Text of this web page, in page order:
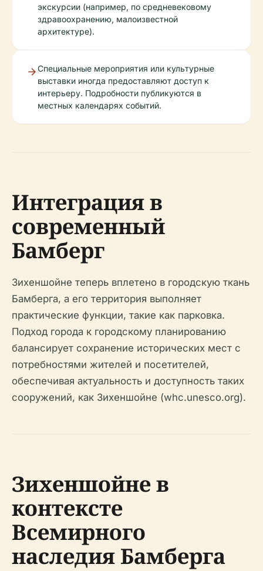
экскурсии (например, по средневековому
здравоохранению, малоизвестной
архитектуре).
Специальные мероприятия или культурные
выставки иногда предоставляют доступ к
интерьеру. Подробности публикуются в
местных календарях событий.
Интеграция в
современный
Бамберг
Зихеншойне теперь вплетено в городскую ткань
Бамберга, а его территория выполняет
практические функции, такие как парковка.
Подход города к городскому планированию
балансирует сохранение исторических мест с
потребностями жителей и посетителей,
обеспечивая актуальность и доступность таких
сооружений, как Зихеншойне (whc.unesco.org).
Зихеншойне в
контексте
Всемирного
наследия Бамберга